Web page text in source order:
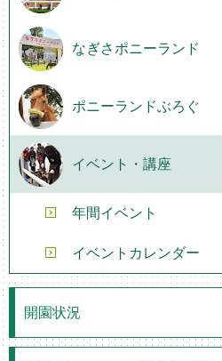
なぎさポニーランド
ポニーランドぶろぐ
イベント・講座
年間イベント
イベントカレンダー
開園状況